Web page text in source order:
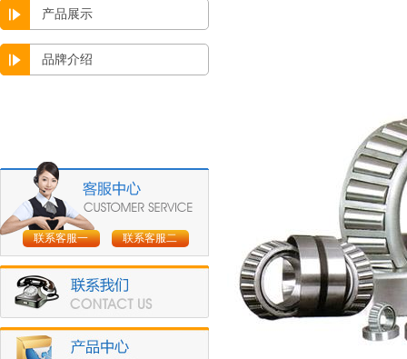
产品展示
品牌介绍
联系客服一 联系客服二